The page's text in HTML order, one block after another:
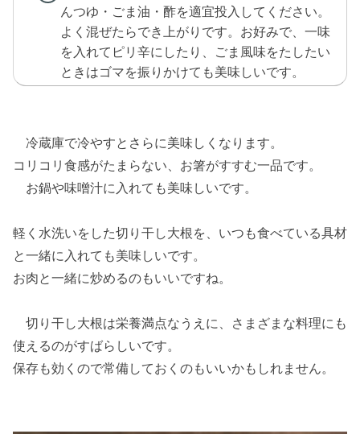
んつゆ・ごま油・酢を適宜投入してください。
よく混ぜたらでき上がりです。お好みで、一味
を入れてピリ辛にしたり、ごま風味をたしたい
ときはゴマを振りかけても美味しいです。
冷蔵庫で冷やすとさらに美味しくなります。
コリコリ食感がたまらない、お箸がすすむ一品です。
お鍋や味噌汁に入れても美味しいです。
軽く水洗いをした切り干し大根を、いつも食べている具材
と一緒に入れても美味しいです。
お肉と一緒に炒めるのもいいですね。
切り干し大根は栄養満点なうえに、さまざまな料理にも
使えるのがすばらしいです。
保存も効くので常備しておくのもいいかもしれません。